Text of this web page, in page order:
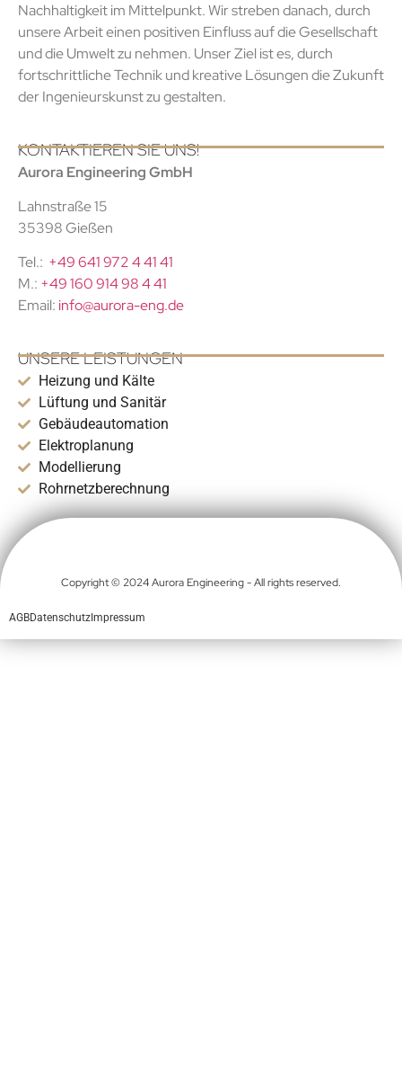
Nachhaltigkeit im Mittelpunkt. Wir streben danach, durch
unsere Arbeit einen positiven Einfluss auf die Gesellschaft
und die Umwelt zu nehmen. Unser Ziel ist es, durch
fortschrittliche Technik und kreative Lösungen die Zukunft
der Ingenieurskunst zu gestalten.
KONTAKTIEREN SIE UNS!
Aurora Engineering GmbH
Lahnstraße 15
35398 Gießen
Tel.: +49 641 972 4 41 41
M.: +49 160 914 98 4 41
Email: info@aurora-eng.de
UNSERE LEISTUNGEN
Heizung und Kälte
Lüftung und Sanitär
Gebäudeautomation
Elektroplanung
Modellierung
Rohrnetzberechnung
Copyright © 2024 Aurora Engineering - All rights reserved.
AGBDatenschutz Impressum